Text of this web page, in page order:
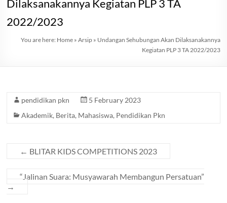
Ilmu
Pendidikan
Universitas
Dilaksanakannya Kegiatan PLP 3 TA
2022/2023
You are here: Home» Arsip» Undangan Sehubungan Akan Dilaksanakannya
Kegiatan PLP 3 TA 2022/2023
pendidikan pkn
5 February 2023
Akademik, Berita, Mahasiswa, Pendidikan Pkn
← BLITAR KIDS COMPETITIONS 2023
“Jalinan Suara: Musyawarah Membangun Persatuan”
→